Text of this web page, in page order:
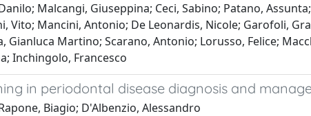
Malcangi, Giuseppina; Ceci, Sabino; Patano,
Vito; Mancini, Antonio; De Leonardis, Nicole; Garofoli,
Gianluca Martino; Scarano, Antonio; Lorusso, Felice;
Inchingolo, Francesco
in periodontal disease diagnosis and
Biagio; D'Albenzio, Alessandro